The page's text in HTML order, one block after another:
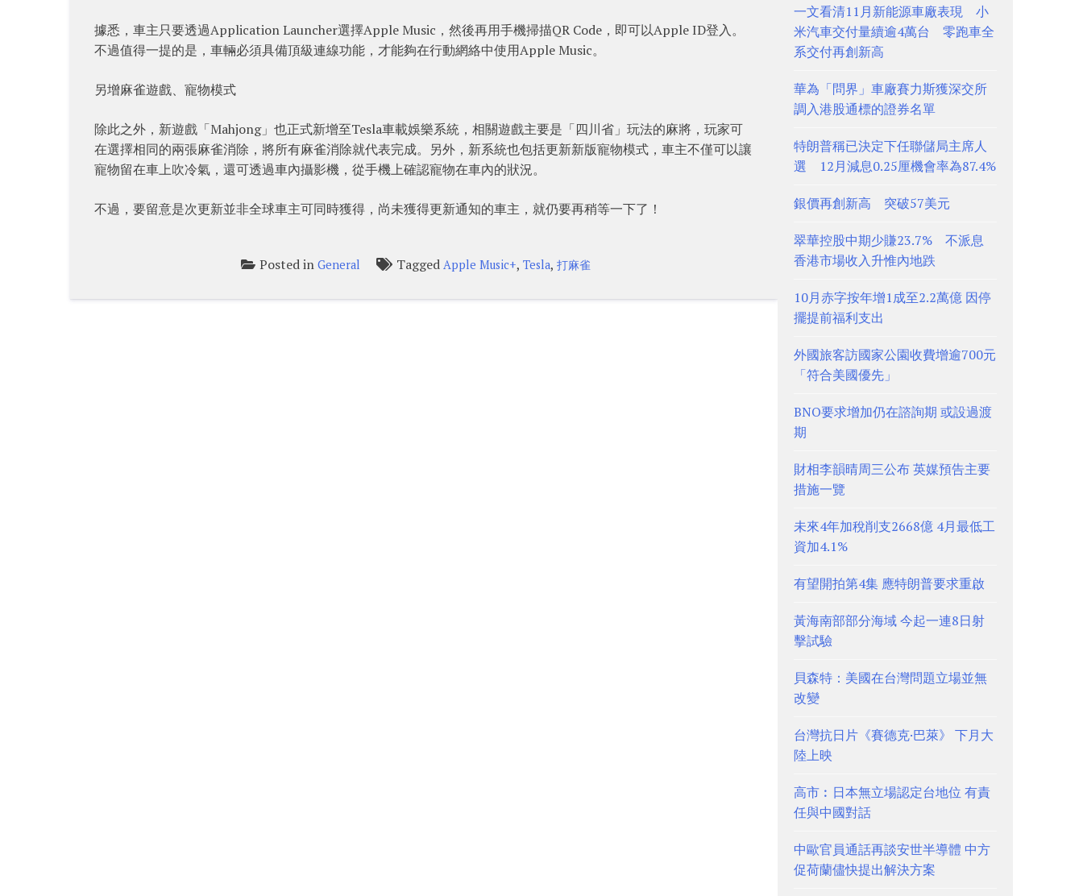
據悉，車主只要透過Application Launcher選擇Apple Music，然後再用手機掃描QR Code，即可以Apple ID登入。
不過值得一提的是，車輛必須具備頂級連線功能，才能夠在行動網絡中使用Apple Music。
另增麻雀遊戲、寵物模式
除此之外，新遊戲「Mahjong」也正式新增至Tesla車載娛樂系統，相關遊戲主要是「四川省」玩法的麻將，玩家可
在選擇相同的兩張麻雀消除，將所有麻雀消除就代表完成。另外，新系統也包括更新新版寵物模式，車主不僅可以讓
寵物留在車上吹冷氣，還可透過車內攝影機，從手機上確認寵物在車內的狀況。
不過，要留意是次更新並非全球車主可同時獲得，尚未獲得更新通知的車主，就仍要再稍等一下了！
Posted in General Tagged Apple Music+, Tesla, 打麻雀
一文看清11月新能源車廠表現 小
米汽車交付量續逾4萬台 零跑車全
系交付再創新高
華為「問界」車廠賽力斯獲深交所
調入港股通標的證券名單
特朗普稱已決定下任聯儲局主席人
選 12月減息0.25厘機會率為87.4%
銀價再創新高 突破57美元
翠華控股中期少賺23.7% 不派息
香港市場收入升惟內地跌
10月赤字按年增1成至2.2萬億 因停
擺提前福利支出
外國旅客訪國家公園收費增逾700元
「符合美國優先」
BNO要求增加仍在諮詢期 或設過渡
期
財相李韻晴周三公布 英媒預告主要
措施一覽
未來4年加稅削支2668億 4月最低工
資加4.1%
有望開拍第4集 應特朗普要求重啟
黃海南部部分海域 今起一連8日射
擊試驗
貝森特：美國在台灣問題立場並無
改變
台灣抗日片《賽德克·巴萊》 下月大
陸上映
高市︰日本無立場認定台地位 有責
任與中國對話
中歐官員通話再談安世半導體 中方
促荷蘭儘快提出解決方案